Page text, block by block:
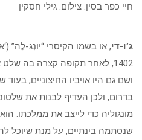
חיי כפר בסין. צילום: גילי חסקין
ג’ו-די, או בשמו הקיסרי “יוּנְג-לֶה”
1402, לאחר תקופה קצרה בה שלט
ושם גם היו אויביו החיצוניים,
בדרום, ולכן העדיף לבנות את
מונגוליה כדי לייצב את ממלכתו.
שנסתמה בינתיים, על מנת שיוכל